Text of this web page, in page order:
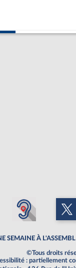
SEMAINE À
©Tous droits
: partiellement